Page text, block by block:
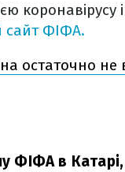
коронавірусу
сайт ФІФА.
остаточно не
ФІФА в